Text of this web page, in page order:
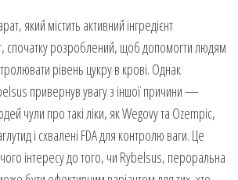
який містить активний інгредієнт
спочатку розроблений, щоб допомогти людям
рівень цукру в крові. Однак
привернув увагу з іншої причини —
чули про такі ліки, як Wegovy та Ozempic,
і схвалені FDA для контролю ваги. Це
інтересу до того, чи Rybelsus, пероральна